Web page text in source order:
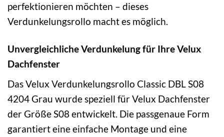
perfektionieren möchten – dieses
Verdunkelungsrollo macht es möglich.
Unvergleichliche Verdunkelung für Ihre Velux
Dachfenster
Das Velux Verdunkelungsrollo Classic DBL S08
4204 Grau wurde speziell für Velux Dachfenster
der Größe S08 entwickelt. Die passgenaue Form
garantiert eine einfache Montage und eine